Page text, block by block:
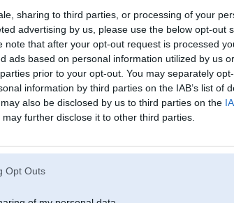
sharing to third parties, or processing of your
advertising by us, please use the below opt-out
note that after your opt-out request is processed
ads based on personal information utilized by us
prior to your opt-out. You may separately
information by third parties on the IAB’s list of
also be disclosed by us to third parties on the
may further disclose it to other third parties.
Opt Outs